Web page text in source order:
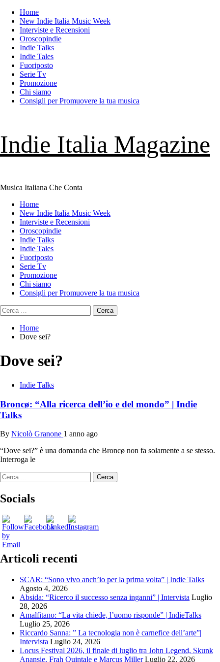
Skip
content
Home
New Indie Italia Music Week
Interviste e Recensioni
Oroscopindie
Indie Talks
Indie Tales
Fuoriposto
Serie Tv
Promozione
Chi siamo
Consigli per Promuovere la tua musica
Indie Italia Magazine
Musica Italiana Che Conta
Primary
Menu
Home
New Indie Italia Music Week
Interviste e Recensioni
Oroscopindie
Indie Talks
Indie Tales
Fuoriposto
Serie Tv
Promozione
Chi siamo
Consigli per Promuovere la tua musica
Ricerca
per:
Home
Dove sei?
Dove sei?
Indie Talks
Broncø: “Alla ricerca dell’io e del mondo” | Indie
Talks
By Nicolò Granone 1 anno ago
“Dove sei?” è una domanda che Broncø non fa solamente a se stesso.
Interroga le
Ricerca
per:
Socials
Articoli recenti
SCAR: “Sono vivo anch’io per la prima volta” | Indie Talks
Agosto 4, 2026
Absida: “Ricerco il successo senza inganni” | Intervista Luglio
28, 2026
Amalfitano: “La vita chiede, l’uomo risponde” | IndieTalks
Luglio 25, 2026
Riccardo Sanna: ” La tecnologia non è carnefice dell’arte”|
Intervista Luglio 24, 2026
Locus Festival 2026, il finale di luglio tra John Legend, Skunk
Anansie, Frah Quintale e Marcus Miller Luglio 22, 2026